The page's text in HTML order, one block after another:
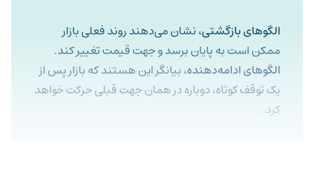
الگوهای بازگشتی، نشان می‌دهند روند فعلی بازار
ممکن است به پایان برسد و جهت قیمت تغییر کند.
الگوهای ادامه‌دهنده، بیانگر این هستند که بازار پس از
یک توقف کوتاه، دوباره در همان جهت قبلی حرکت خواهد
کرد.